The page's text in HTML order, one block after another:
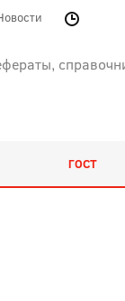
ГОСТ